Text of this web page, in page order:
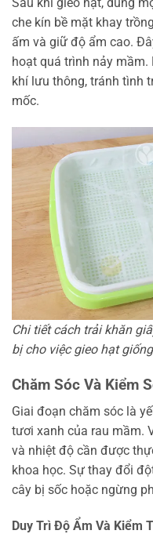
Sau khi gieo hạt, dùng
che kín bề mặt khay
ấm và giữ độ ẩm cao.
hoạt quá trình nảy mầm.
khí lưu thông, tránh tình
mốc.
Chi tiết cách trải khăn
bị cho việc gieo hạt
Chăm Sóc Và Kiểm
Giai đoạn chăm sóc là
tươi xanh của rau mầm.
và nhiệt độ cần được
khoa học. Sự thay đổi
cây bị sốc hoặc ngừng
Duy Trì Độ Ẩm Và Kiểm